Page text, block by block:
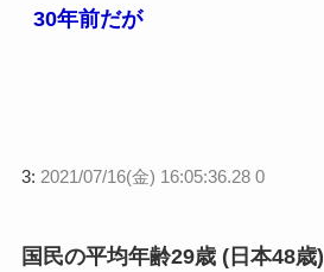
30年前だが
3: 2021/07/16(金) 16:05:36.28 0
国民の平均年齢29歳 (日本48歳)